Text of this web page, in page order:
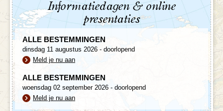
Informatiedagen & online
presentaties
ALLE BESTEMMINGEN
dinsdag 11 augustus 2026 - doorlopend
Meld je nu aan
ALLE BESTEMMINGEN
woensdag 02 september 2026 - doorlopend
Meld je nu aan